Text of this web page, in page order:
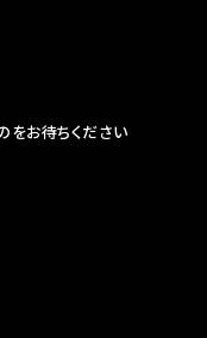
お待ちください